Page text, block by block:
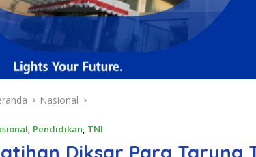
Nasional
, Pendidikan, TNI
Diksar Para Taruna